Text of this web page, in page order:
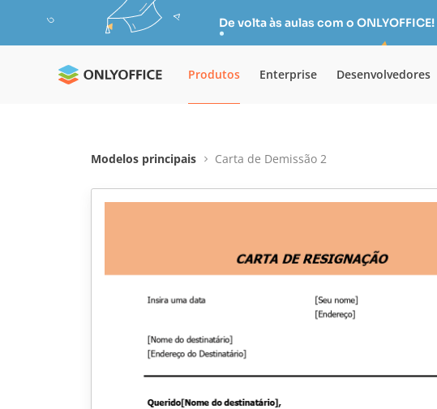
De volta às aulas com o ONLYOFFICE!
Produtos Enterprise Desenvolvedores
Modelos principais Carta de Demissão 2